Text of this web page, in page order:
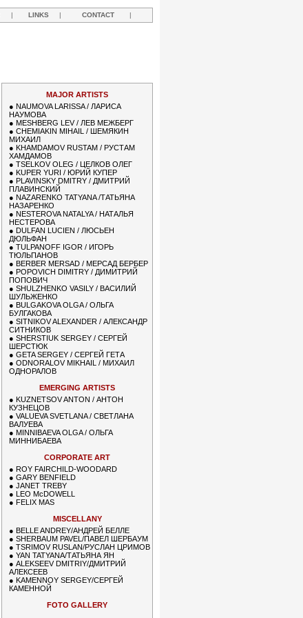
| LINKS | CONTACT |
MAJOR ARTISTS
● NAUMOVA LARISSA / ЛАРИСА
НАУМОВА
● MESHBERG LEV / ЛЕВ МЕЖБЕРГ
● CHEMIAKIN MIHAIL / ШЕМЯКИН
МИХАИЛ
● KHAMDAMOV RUSTAM / РУСТАМ
ХАМДАМОВ
● TSELKOV OLEG / ЦЕЛКОВ ОЛЕГ
● KUPER YURI / ЮРИЙ КУПЕР
● PLAVINSKY DMITRY / ДМИТРИЙ
ПЛАВИНСКИЙ
● NAZARENKO TATYANA /ТАТЬЯНА
НАЗАРЕНКО
● NESTEROVA NATALYA / НАТАЛЬЯ
НЕСТЕРОВА
● DULFAN LUCIEN / ЛЮСЬЕН
ДЮЛЬФАН
● TULPANOFF IGOR / ИГОРЬ
ТЮЛЬПАНОВ
● BERBER MERSAD / МЕРСАД БЕРБЕР
● POPOVICH DIMITRY / ДИМИТРИЙ
ПОПОВИЧ
● SHULZHENKO VASILY / ВАСИЛИЙ
ШУЛЬЖЕНКО
● BULGAKOVA OLGA / ОЛЬГА
БУЛГАКОВА
● SITNIKOV ALEXANDER / АЛЕКСАНДР
СИТНИКОВ
● SHERSTIUK SERGEY / СЕРГЕЙ
ШЕРСТЮК
● GETA SERGEY / СЕРГЕЙ ГЕТА
● ODNORALOV MIKHAIL / МИХАИЛ
ОДНОРАЛОВ
EMERGING ARTISTS
● KUZNETSOV ANTON / АНТОН
КУЗНЕЦОВ
● VALUEVA SVETLANA / СВЕТЛАНА
ВАЛУЕВА
● MINNIBAEVA OLGA / ОЛЬГА
МИННИБАЕВА
CORPORATE ART
● ROY FAIRCHILD-WOODARD
● GARY BENFIELD
● JANET TREBY
● LEO McDOWELL
● FELIX MAS
MISCELLANY
● BELLE ANDREY/АНДРЕЙ БЕЛЛЕ
● SHERBAUM PAVEL/ПАВЕЛ ШЕРБАУМ
● TSRIMOV RUSLAN/РУСЛАН ЦРИМОВ
● YAN TATYANA/ТАТЬЯНА ЯН
● ALEKSEEV DMITRIY/ДМИТРИЙ
АЛЕКСЕЕВ
● KAMENNOY SERGEY/СЕРГЕЙ
КАМЕННОЙ
FOTO GALLERY